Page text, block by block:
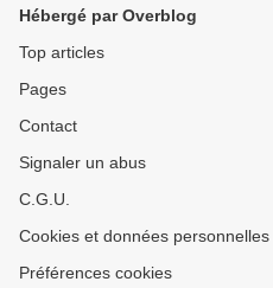
Hébergé par Overblog
Top articles
Pages
Contact
Signaler un abus
C.G.U.
Cookies et données personnelles
Préférences cookies